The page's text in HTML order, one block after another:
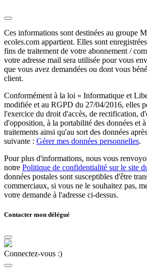
Ces informations sont destinées au groupe
ecoles.com appartient. Elles sont
fins de traitement de votre abonnement /
votre adresse mail sera utilisée pour vous
que vous avez demandées ou dont vous
client.
Conformément à la loi « Informatique et
modifiée et au RGPD du 27/04/2016, elles
l'exercice du droit d'accès, de rectification,
d'opposition, à la portabilité des données et
traitements ainsi qu'au sort des données
suivante : Gérer mes données personnelles.
Pour plus d'informations, nous vous
notre Politique de confidentialité sur le site
données postales sont susceptibles d'être
commerciaux, si vous ne le souhaitez pas,
votre demande à l'adresse ci-dessus.
Contacter mon délégué
Connectez-vous :)